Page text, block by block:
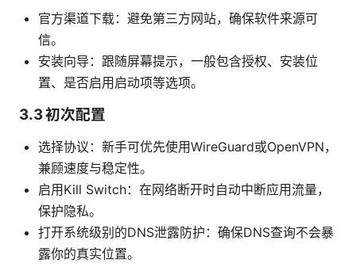
官方渠道下载：避免第三方网站，确保软件来源可
信。
安装向导：跟随屏幕提示，一般包含授权、安装位
置、是否启用启动项等选项。
3.3 初次配置
选择协议：新手可优先使用WireGuard或OpenVPN，
兼顾速度与稳定性。
启用Kill Switch：在网络断开时自动中断应用流量，
保护隐私。
打开系统级别的DNS泄露防护：确保DNS查询不会暴
露你的真实位置。